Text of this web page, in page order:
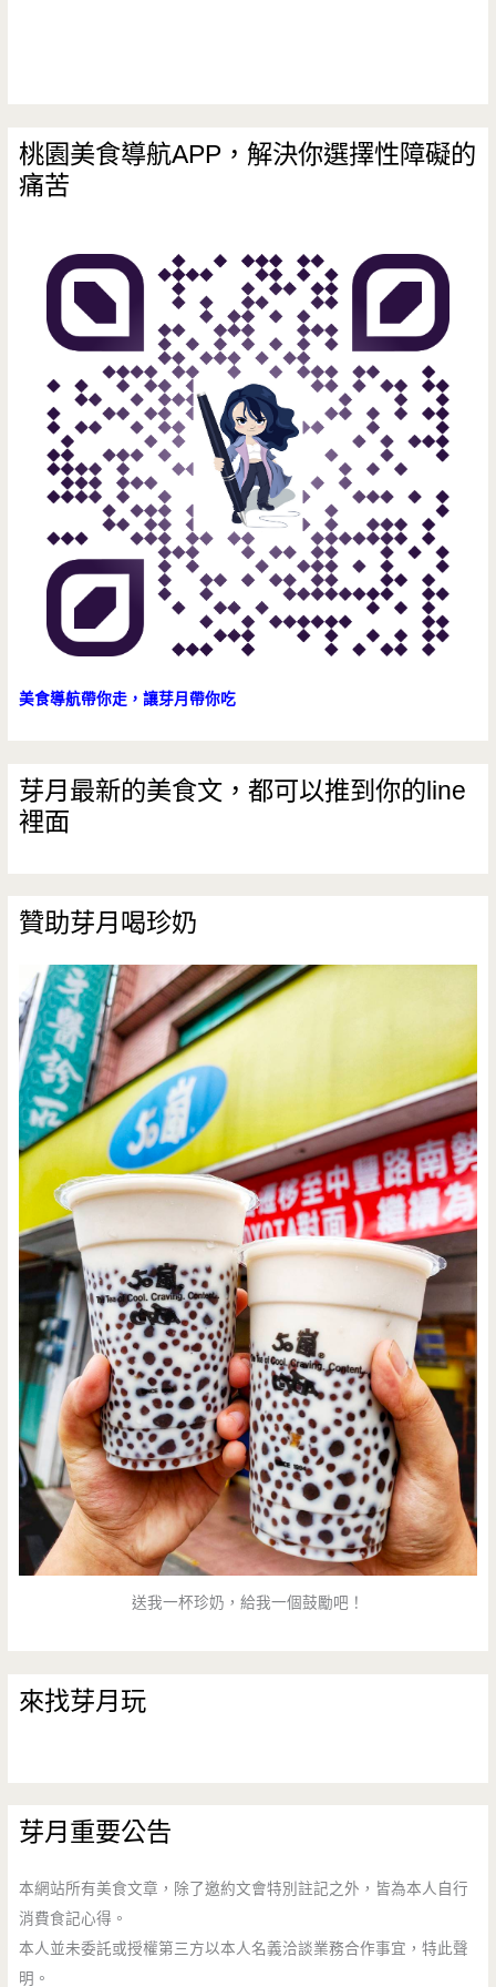
桃園美食導航APP，解決你選擇性障礙的
痛苦
美食導航帶你走，讓芽月帶你吃
芽月最新的美食文，都可以推到你的line
裡面
贊助芽月喝珍奶
送我一杯珍奶，給我一個鼓勵吧！
來找芽月玩
芽月重要公告
本網站所有美食文章，除了邀約文會特別註記之外，皆為本人自行
消費食記心得。
本人並未委託或授權第三方以本人名義洽談業務合作事宜，特此聲
明。